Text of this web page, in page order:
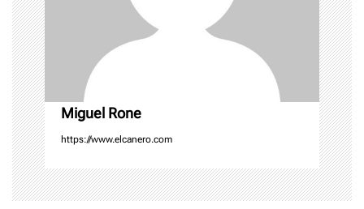
o
n
Miguel Rone
https://www.elcanero.com